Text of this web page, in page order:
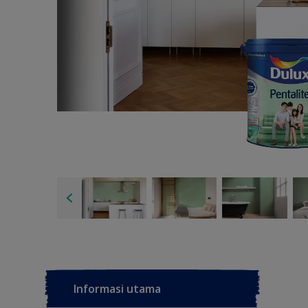
Informasi utama